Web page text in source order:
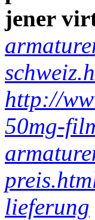
jener
http://
50mg-
lieferung